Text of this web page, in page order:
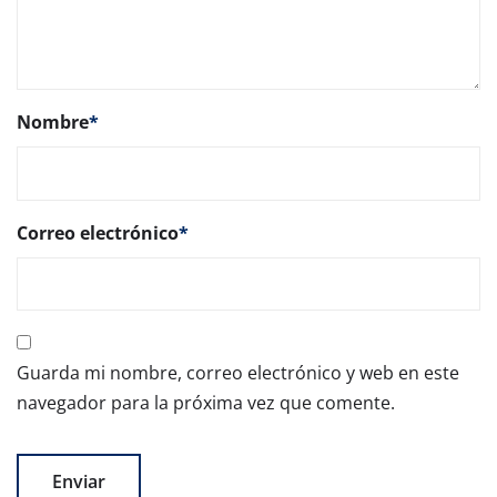
Nombre*
Correo electrónico*
Guarda mi nombre, correo electrónico y web en este
navegador para la próxima vez que comente.